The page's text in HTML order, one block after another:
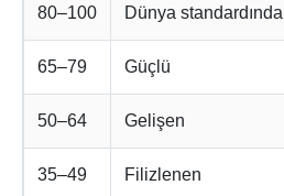
80–100 Dünya standardında
65–79 Güçlü
50–64 Gelişen
35–49 Filizlenen